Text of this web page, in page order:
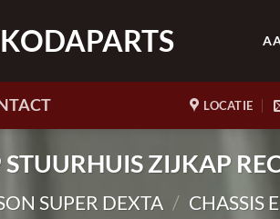
KODAPARTS
LOCATIE
ZIJKAP
SUPER DEXTA / CHASSIS